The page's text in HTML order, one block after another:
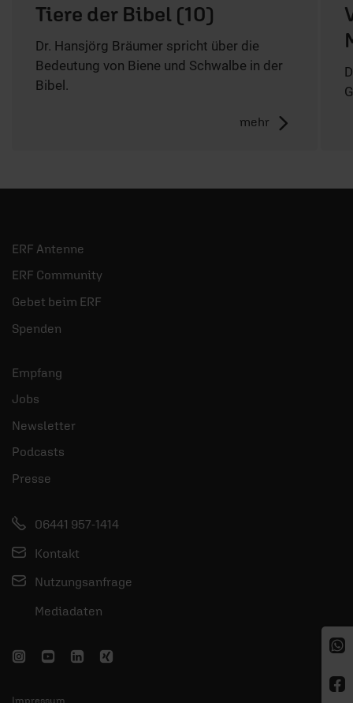
Tiere der Bibel (10)
Dr. Hansjörg Bräumer spricht über die
Bedeutung von Biene und Schwalbe in der
Bibel.
mehr
ERF Antenne
ERF Community
Gebet beim ERF
Spenden
Empfang
Jobs
Newsletter
Podcasts
Presse
06441 957-1414
Kontakt
Nutzungsanfrage
Mediadaten
Impressum